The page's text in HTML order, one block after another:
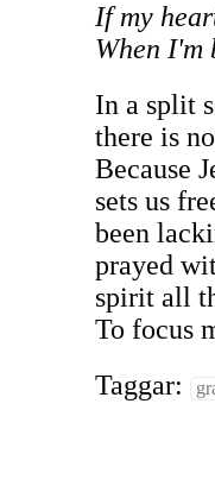
If my
When
In a split
there is
Because
sets us
been
prayed
spirit all
To focus
Taggar: